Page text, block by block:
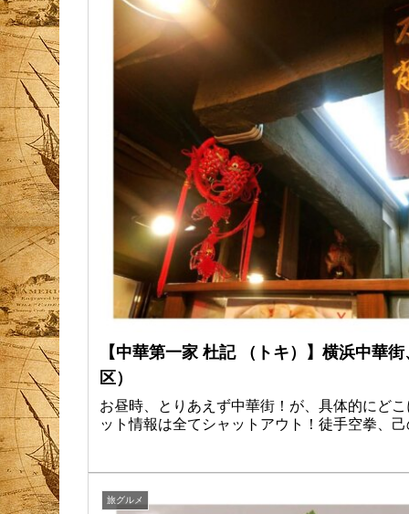
【中華第一家 杜記 （トキ）】横浜中華
区）
お昼時、とりあえず中華街！が、具体的にど
ット情報は全てシャットアウト！徒手空拳、
旅グルメ